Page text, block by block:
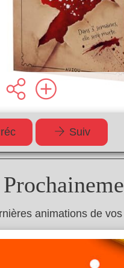
Suiv
animations de